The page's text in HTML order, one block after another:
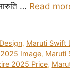
… Read
, Maruti Swift
Image, Maruti
2025 Price,